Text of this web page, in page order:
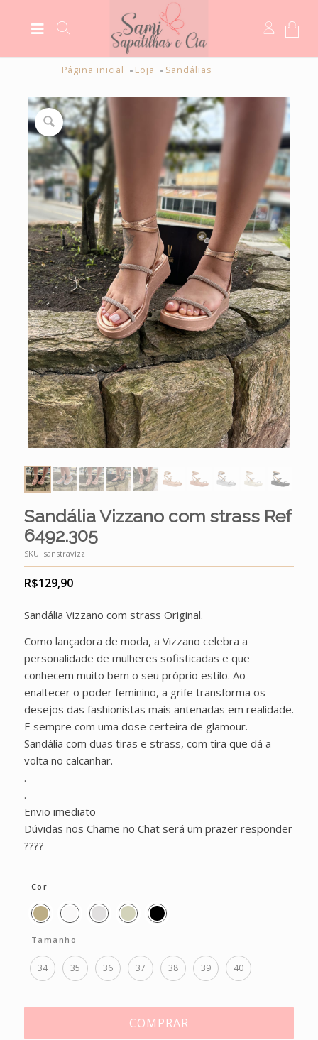
Página inicial Loja Sandálias
Sandália Vizzano com strass Ref
6492.305
SKU: sanstravizz
R$129,90
Sandália Vizzano com strass Original.
Como lançadora de moda, a Vizzano celebra a
personalidade de mulheres sofisticadas e que
conhecem muito bem o seu próprio estilo. Ao
enaltecer o poder feminino, a grife transforma os
desejos das fashionistas mais antenadas em realidade.
E sempre com uma dose certeira de glamour.
Sandália com duas tiras e strass, com tira que dá a
volta no calcanhar.
.
.
Envio imediato
Dúvidas nos Chame no Chat será um prazer responder
????
Cor
Tamanho
34 35 36 37 38 39 40
COMPRAR